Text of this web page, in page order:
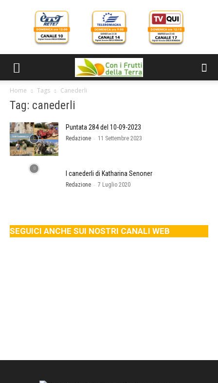
Home Tags Canederli
Tag: canederli
Puntata 284 del 10-09-2023
Redazione - 11 Settembre 2023
I canederli di Katharina Senoner
Redazione - 7 Luglio 2020
SEGUICI ANCHE SUI NOSTRI CANALI WEB